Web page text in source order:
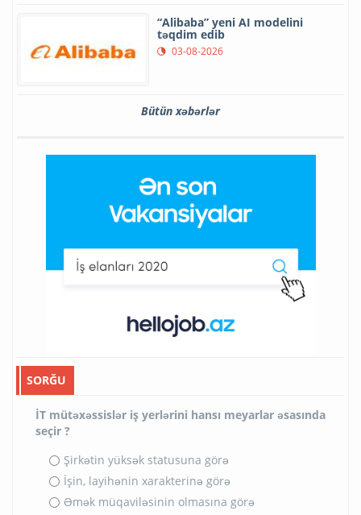
“Alibaba” yeni AI modelini
təqdim edib
03-08-2026
Bütün xəbərlər
SORĞU
İT mütəxəssislər iş yerlərini hansı meyarlar əsasında
seçir ?
Şirkətin yüksək statusuna görə
İşin, layihənin xarakterinə görə
Əmək müqaviləsinin olmasına görə